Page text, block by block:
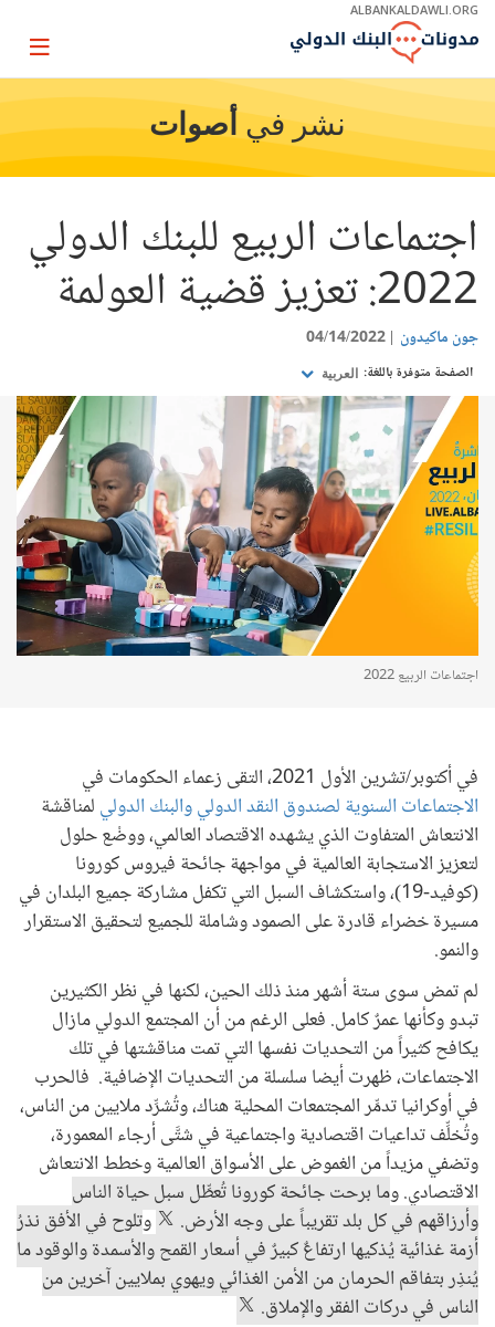
Skip
Main
ALBANKALDAWLI.ORG
Page
نشر في أصوات
اجتماعات الربيع للبنك الدولي
2022: تعزيز قضية العولمة
جون ماكيدون 04/14/2022
الصفحة متوفرة باللغة: العربية
اجتماعات الربيع 2022
في أكتوبر/تشرين الأول 2021، التقى زعماء الحكومات في
الاجتماعات السنوية لصندوق النقد الدولي والبنك الدولي لمناقشة
الانتعاش المتفاوت الذي يشهده الاقتصاد العالمي، ووضْع حلول
لتعزيز الاستجابة العالمية في مواجهة جائحة فيروس كورونا
(كوفيد-19)، واستكشاف السبل التي تكفل مشاركة جميع البلدان في
مسيرة خضراء قادرة على الصمود وشاملة للجميع لتحقيق الاستقرار
والنمو.
لم تمض سوى ستة أشهر منذ ذلك الحين، لكنها في نظر الكثيرين
تبدو وكأنها عمرٌ كامل. فعلى الرغم من أن المجتمع الدولي مازال
يكافح كثيراً من التحديات نفسها التي تمت مناقشتها في تلك
الاجتماعات، ظهرت أيضا سلسلة من التحديات الإضافية. فالحرب
في أوكرانيا تدمِّر المجتمعات المحلية هناك، وتُشرِّد ملايين من الناس،
وتُخلِّف تداعيات اقتصادية واجتماعية في شتَّى أرجاء المعمورة،
وتضفي مزيداً من الغموض على الأسواق العالمية وخطط الانتعاش
الاقتصادي. وما برحت جائحة كورونا تُعطِّل سبل حياة الناس
وأرزاقهم في كل بلد تقريباً على وجه الأرض.
وتلوح في الأفق نذرُ
أزمة غذائية يُذكيها ارتفاعٌ كبيرٌ في أسعار القمح والأسمدة والوقود ما
يُنذِر بتفاقم الحرمان من الأمن الغذائي ويهوي بملايين آخرين من
الناس في دركات الفقر والإملاق.